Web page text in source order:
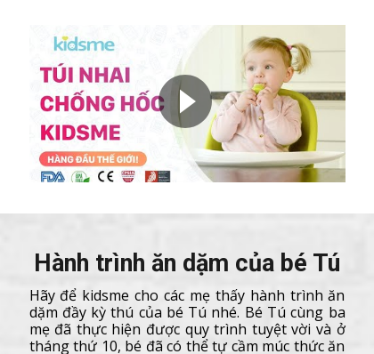
Hành trình ăn dặm của bé Tú
Hãy để kidsme cho các mẹ thấy hành trình ăn
dặm đầy kỳ thú của bé Tú nhé. Bé Tú cùng ba
mẹ đã thực hiện được quy trình tuyệt vời và ở
tháng thứ 10, bé đã có thể tự cầm múc thức ăn